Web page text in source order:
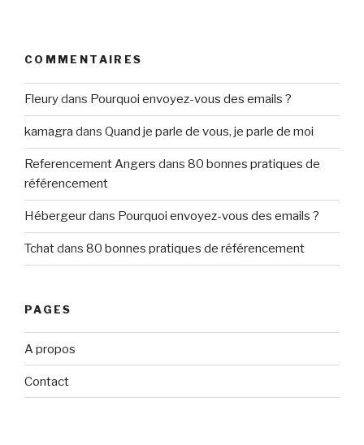
COMMENTAIRES
Fleurydans Pourquoi envoyez-vous des emails ?
kamagra dans Quand je parle de vous, je parle de moi
Referencement Angers dans 80 bonnes pratiques de
référencement
Hébergeurdans Pourquoi envoyez-vous des emails ?
Tchatdans 80 bonnes pratiques de référencement
PAGES
A propos
Contact